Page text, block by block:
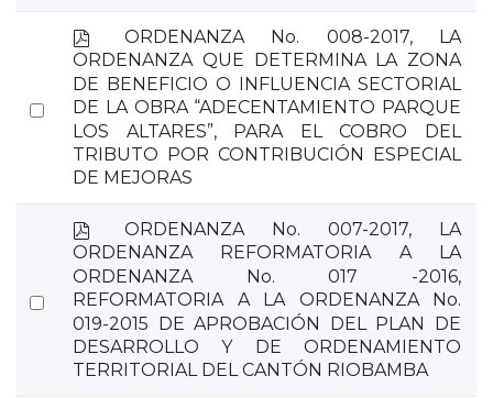
Select
p
d
f
ORDENANZA No. 008-2017, LA
ORDENANZA QUE DETERMINA LA ZONA
DE BENEFICIO O INFLUENCIA SECTORIAL
DE LA OBRA “ADECENTAMIENTO PARQUE
LOS ALTARES”, PARA EL COBRO DEL
TRIBUTO POR CONTRIBUCIÓN ESPECIAL
DE MEJORAS
Select
p
d
f
ORDENANZA No. 007-2017, LA
ORDENANZA REFORMATORIA A LA
ORDENANZA No. 017 -2016,
REFORMATORIA A LA ORDENANZA No.
019-2015 DE APROBACIÓN DEL PLAN DE
DESARROLLO Y DE ORDENAMIENTO
TERRITORIAL DEL CANTÓN RIOBAMBA